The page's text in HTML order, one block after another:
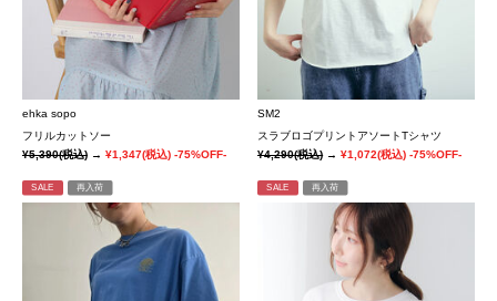
ehka sopo
フリルカットソー
¥5,390(税込) → ¥1,347(税込) -75%OFF-
SM2
スラブロゴプリントアソートTシャツ
¥4,290(税込)→¥1,072(税込) -75%OFF-
SALE 再入荷 SALE 再入荷